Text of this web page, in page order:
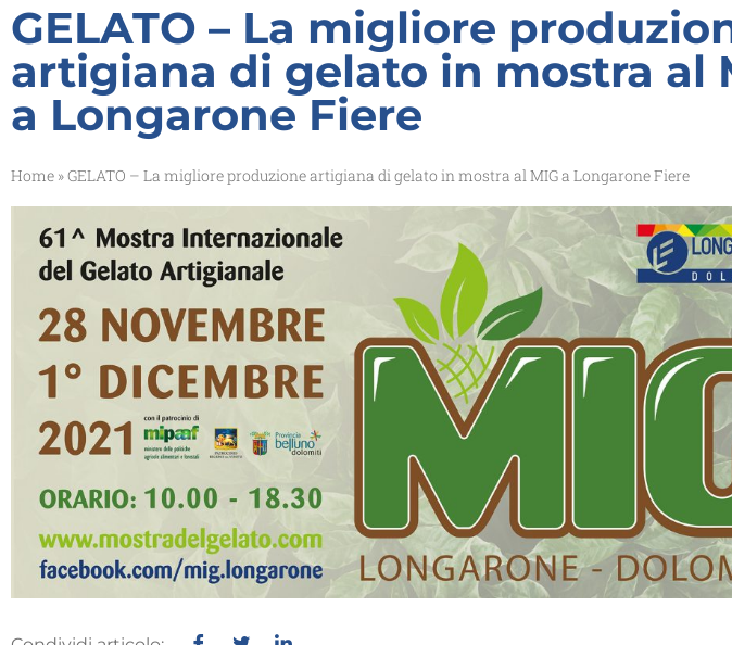
GELATO – La migliore
artigiana di gelato in mostra al
a Longarone Fiere
Home »GELATO – La migliore produzione artigiana di gelato in mostra al MIG a Longarone Fiere